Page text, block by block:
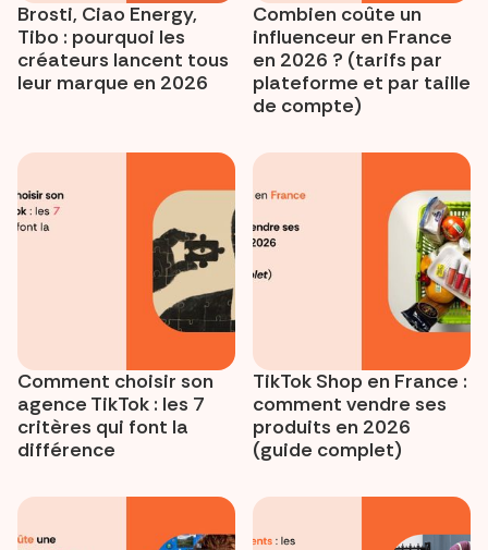
Brosti, Ciao Energy,
Tibo : pourquoi les
créateurs lancent tous
leur marque en 2026
Combien coûte un
influenceur en France
en 2026 ? (tarifs par
plateforme et par taille
de compte)
Comment choisir son
agence TikTok : les 7
critères qui font la
différence
TikTok Shop en France :
comment vendre ses
produits en 2026
(guide complet)